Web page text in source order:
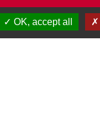
OK, accept all